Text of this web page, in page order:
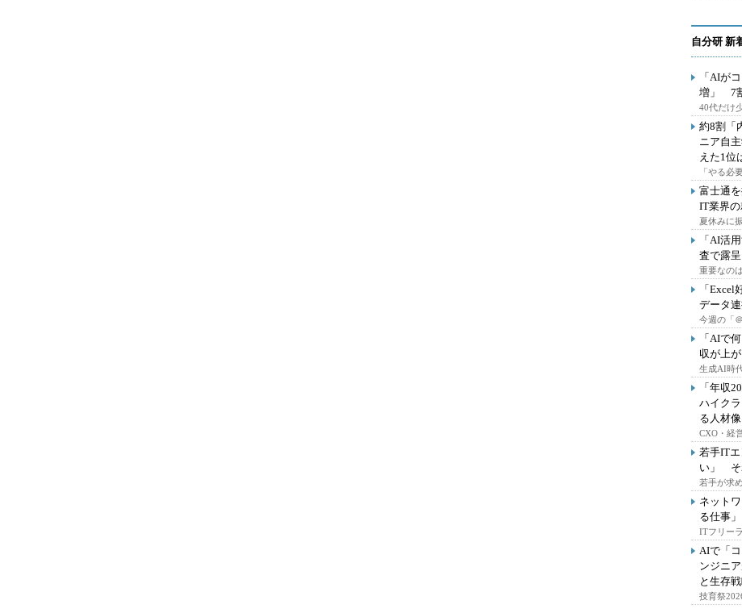
自分研 新
「AIが
増」 7
40代だけ
約8割「
ニア自
えた1位
「やる必
富士通
IT業界
夏休みに
「AI活
査で露
重要なの
「
データ
今週の「
「AIで
収が上
生成AI時
「年収
ハイク
る人材
CXO・経
若手IT
い」 そ
若手が求
ネット
る仕事
ITフリー
AIで「
ンジニ
と生存
技育祭